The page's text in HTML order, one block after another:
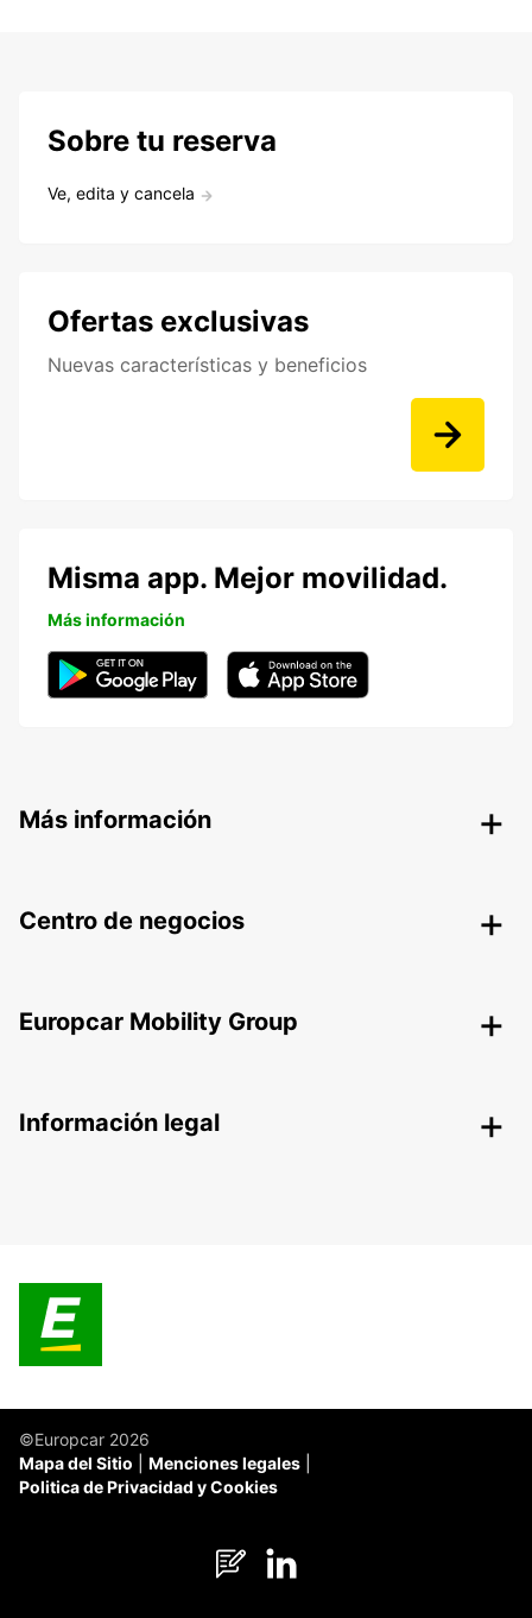
Sobre tu reserva
Ve, edita y cancela
Ofertas exclusivas
Nuevas características y beneficios
Misma app. Mejor movilidad.
Más información
Más información
Centro de negocios
Europcar Mobility Group
Información legal
©Europcar 2026
Mapa del Sitio
Menciones legales
Politica de Privacidad y Cookies